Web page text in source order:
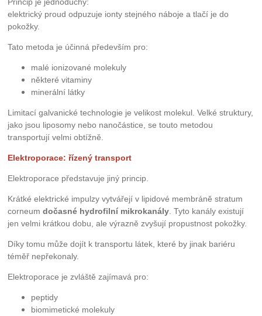
elektrický proud odpuzuje ionty stejného náboje a tlačí je do
pokožky.
Tato metoda je účinná především pro:
malé ionizované molekuly
některé vitaminy
minerální látky
Limitací galvanické technologie je velikost molekul. Velké struktury,
jako jsou liposomy nebo nanočástice, se touto metodou
transportují velmi obtížně.
Elektroporace: řízený transport
Elektroporace představuje jiný princip.
Krátké elektrické impulzy vytvářejí v lipidové membráně stratum
corneumdočasné hydrofilní mikrokanály . Tyto kanály existují
jen velmi krátkou dobu, ale výrazně zvyšují propustnost pokožky.
Díky tomu může dojít k transportu látek, které by jinak bariéru
téměř nepřekonaly.
Elektroporace je zvláště zajímavá pro:
peptidy
biomimetické molekuly